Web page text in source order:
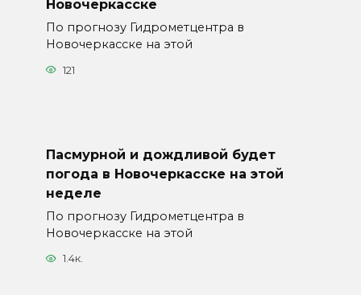
Новочеркасске
По прогнозу Гидрометцентра в
Новочеркасске на этой
121
Пасмурной и дождливой будет
погода в Новочеркасске на этой
неделе
По прогнозу Гидрометцентра в
Новочеркасске на этой
1.4к.